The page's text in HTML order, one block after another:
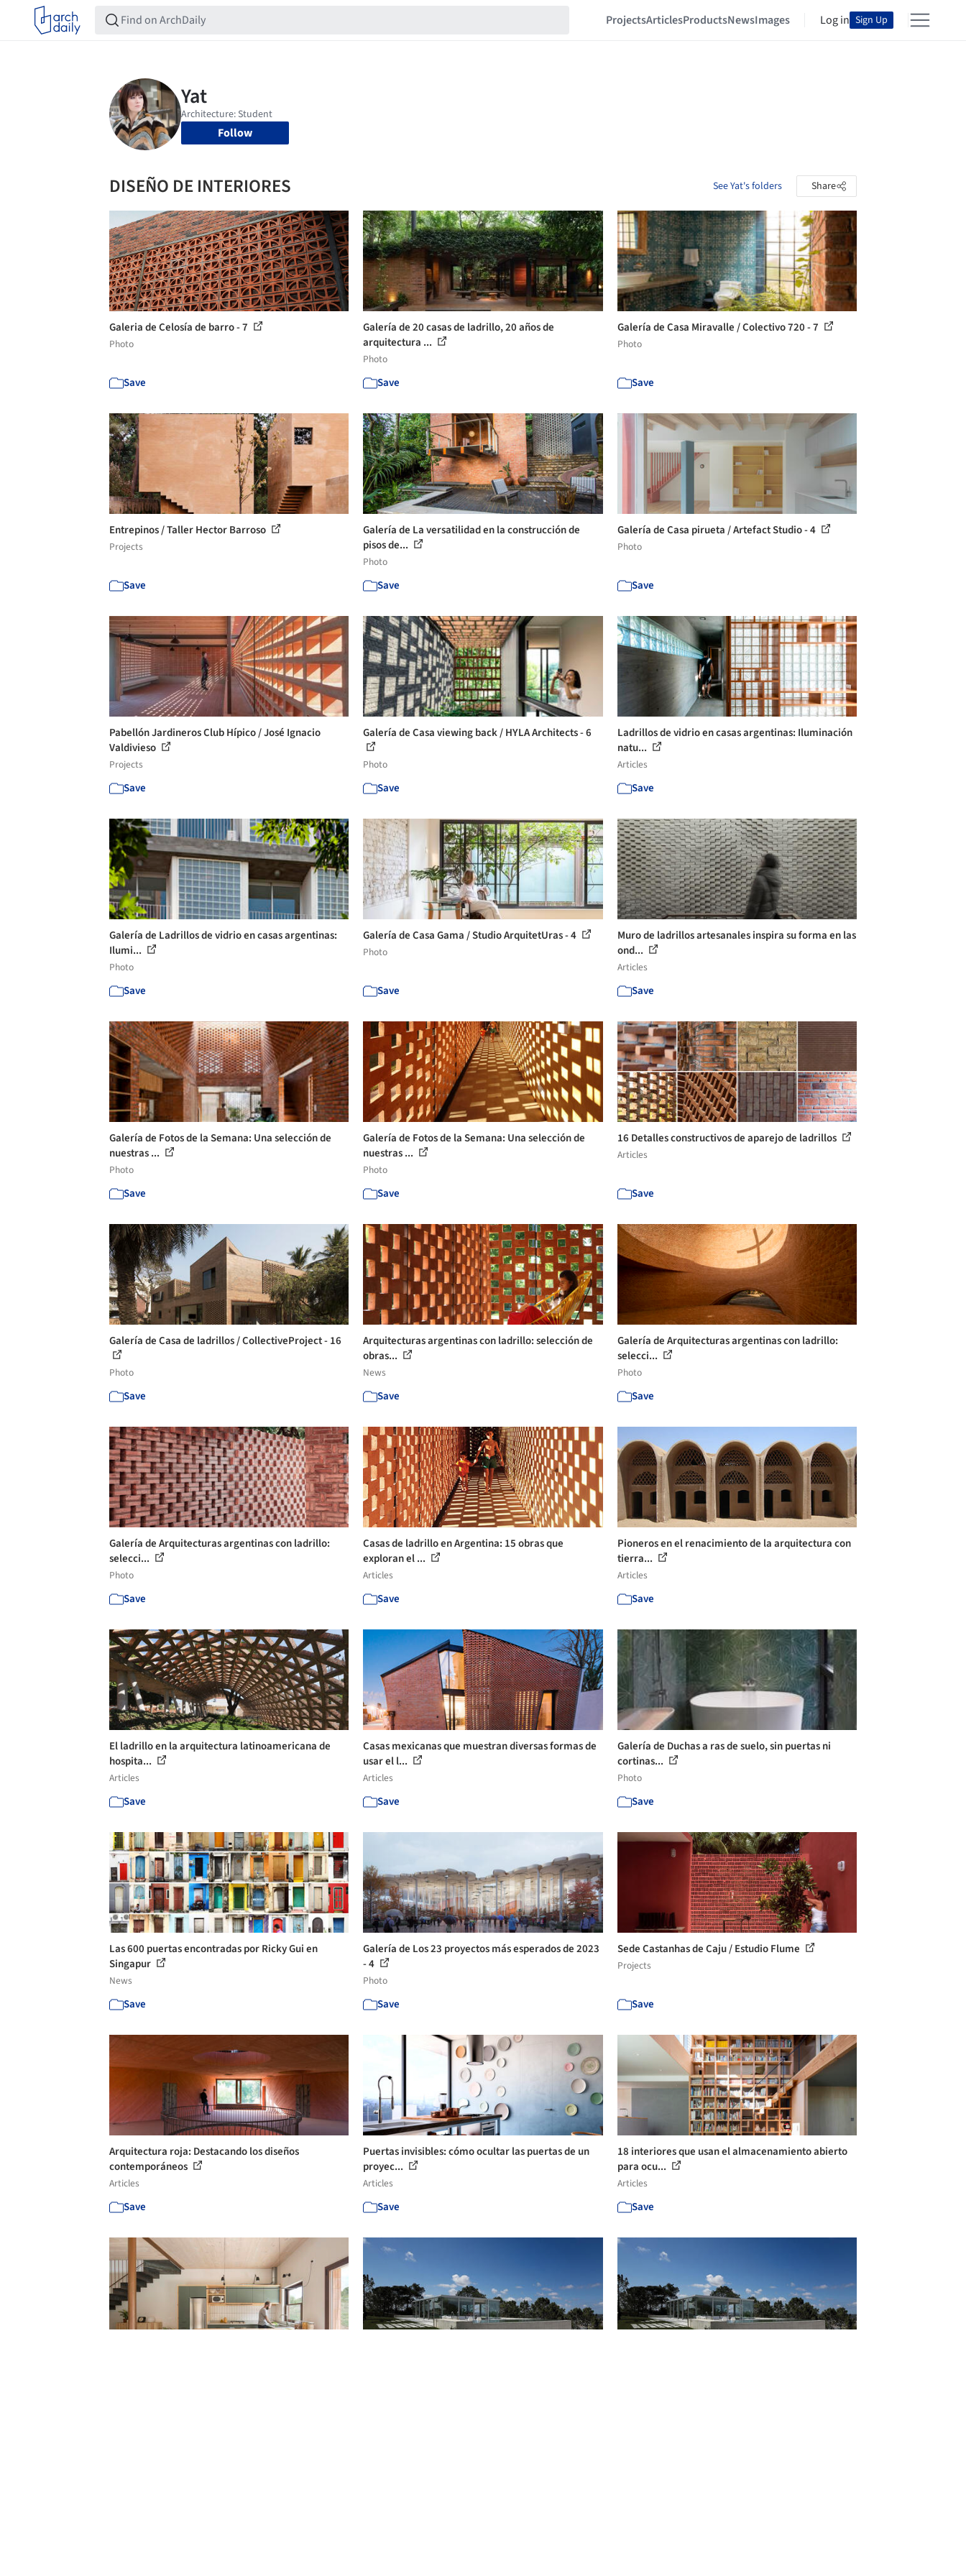
ProjectsArticlesProductsNewsImages Log in Sign Up
Follow
DISEÑO DE INTERIORES See Yat's folders Share
Galeria de Celosía de barro - 7
Photo
Save
Galería de 20 casas de ladrillo, 20 años de
arquitectura ...
Photo
Save
Galería de Casa Miravalle / Colectivo 720 - 7
Photo
Save
Entrepinos / Taller Hector Barroso
Projects
Save
Galería de La versatilidad en la construcción de
pisos de...
Photo
Save
Galería de Casa pirueta / Artefact Studio - 4
Photo
Save
Pabellón Jardineros Club Hípico / José Ignacio
Valdivieso
Projects
Save
Galería de Casa viewing back / HYLA Architects - 6
Photo
Save
Ladrillos de vidrio en casas argentinas: Iluminación
natu...
Articles
Save
Galería de Ladrillos de vidrio en casas argentinas:
Ilumi...
Photo
Save
Galería de Casa Gama / Studio ArquitetUras - 4
Photo
Save
Muro de ladrillos artesanales inspira su forma en las
ond...
Articles
Save
Galería de Fotos de la Semana: Una selección de
nuestras ...
Photo
Save
Galería de Fotos de la Semana: Una selección de
nuestras ...
Photo
Save
16 Detalles constructivos de aparejo de ladrillos
Articles
Save
Galería de Casa de ladrillos / CollectiveProject - 16
Photo
Save
Arquitecturas argentinas con ladrillo: selección de
obras...
News
Save
Galería de Arquitecturas argentinas con ladrillo:
selecci...
Photo
Save
Galería de Arquitecturas argentinas con ladrillo:
selecci...
Photo
Save
Casas de ladrillo en Argentina: 15 obras que
exploran el ...
Articles
Save
Pioneros en el renacimiento de la arquitectura con
tierra...
Articles
Save
El ladrillo en la arquitectura latinoamericana de
hospita...
Articles
Save
Casas mexicanas que muestran diversas formas de
usar el l...
Articles
Save
Galería de Duchas a ras de suelo, sin puertas ni
cortinas...
Photo
Save
Las 600 puertas encontradas por Ricky Gui en
Singapur
News
Save
Galería de Los 23 proyectos más esperados de 2023
- 4
Photo
Save
Sede Castanhas de Caju / Estudio Flume
Projects
Save
Arquitectura roja: Destacando los diseños
contemporáneos
Articles
Save
Puertas invisibles: cómo ocultar las puertas de un
proyec...
Articles
Save
18 interiores que usan el almacenamiento abierto
para ocu...
Articles
Save